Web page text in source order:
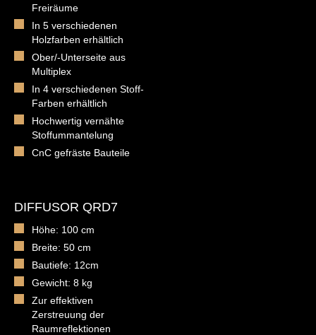
Freiräume
In 5 verschiedenen
Holzfarben erhältlich
Ober/-Unterseite aus
Multiplex
In 4 verschiedenen Stoff-
Farben erhältlich
Hochwertig vernähte
Stoffummantelung
CnC gefräste Bauteile
DIFFUSOR QRD7
Höhe: 100 cm
Breite: 50 cm
Bautiefe: 12cm
Gewicht: 8 kg
Zur effektiven
Zerstreuung der
Raumreflektionen